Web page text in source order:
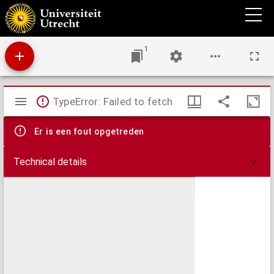
De la puissance qu'ont les roys sur les peuples, & du pouvoir des peuples sur les roys.
1
Mirador
viewer
TypeError: Failed to fetch
Er is een fout opgetreden
Technical details